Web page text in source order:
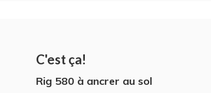
C'est ça!
Rig 580 à ancrer au sol